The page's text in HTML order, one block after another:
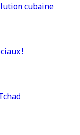
cubaine
!